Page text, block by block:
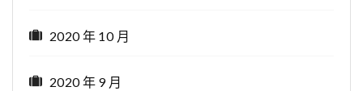
2020 年 10 月
2020 年 9 月